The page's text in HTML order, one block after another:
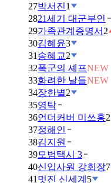
27박서진1
2821세기 대군부인
29가족관계증명서 2
30김혜윤3
31 송혜교2
32폭군의 셰프NEW
33화려한 날들NEW
34장한별2
35영탁
36언더커버 미쓰홍2
37정해인
38김지원
39모범택시 3
40신입사원 강회장7
41 멋진 신세계 5